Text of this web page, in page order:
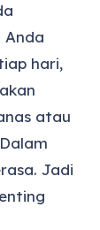
Anda
hari,
atau
Jadi